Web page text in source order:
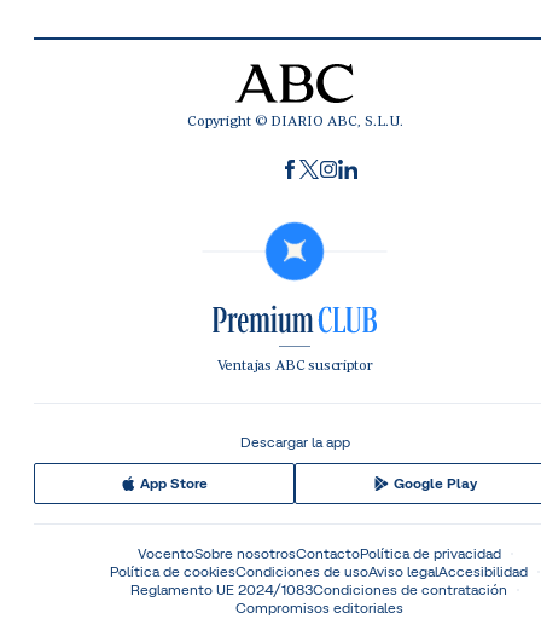
Copyright © DIARIO ABC, S.L.U.
Ventajas ABC suscriptor
Descargar la app
App Store Google Play
VocentoSobre nosotrosContactoPolítica de privacidad
Política de cookiesCondiciones de usoAviso legalAccesibilidad
Reglamento UE 2024/1083Condiciones de contratación
Compromisos editoriales